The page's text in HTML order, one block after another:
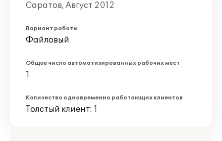
Саратов, Август 2012
Вариант работы
Файловый
Общее число автоматизированных рабочих мест
1
Количество одновременно работающих клиентов
Толстый клиент: 1